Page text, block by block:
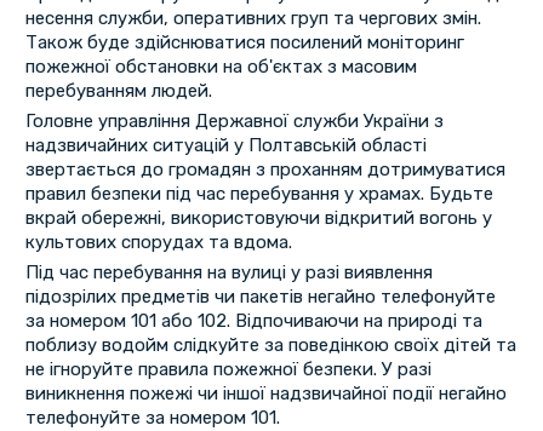
несення служби, оперативних груп та чергових змін.
Також буде здійснюватися посилений моніторинг
пожежної обстановки на об'єктах з масовим
перебуванням людей.
Головне управління Державної служби України з
надзвичайних ситуацій у Полтавській області
звертається до громадян з проханням дотримуватися
правил безпеки під час перебування у храмах. Будьте
вкрай обережні, використовуючи відкритий вогонь у
культових спорудах та вдома.
Під час перебування на вулиці у разі виявлення
підозрілих предметів чи пакетів негайно телефонуйте
за номером 101 або 102. Відпочиваючи на природі та
поблизу водойм слідкуйте за поведінкою своїх дітей та
не ігноруйте правила пожежної безпеки. У разі
виникнення пожежі чи іншої надзвичайної події негайно
телефонуйте за номером 101.